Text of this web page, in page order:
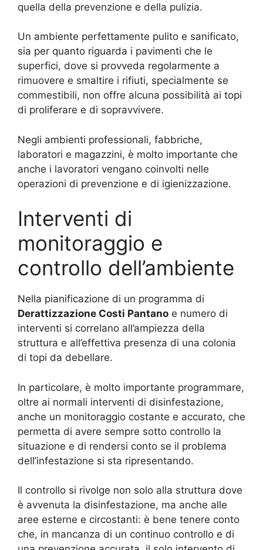
quella della prevenzione e della pulizia.
Un ambiente perfettamente pulito e sanificato,
sia per quanto riguarda i pavimenti che le
superfici, dove si provveda regolarmente a
rimuovere e smaltire i rifiuti, specialmente se
commestibili, non offre alcuna possibilità ai topi
di proliferare e di sopravvivere.
Negli ambienti professionali, fabbriche,
laboratori e magazzini, è molto importante che
anche i lavoratori vengano coinvolti nelle
operazioni di prevenzione e di igienizzazione.
Interventi di
monitoraggio e
controllo dell’ambiente
Nella pianificazione di un programma di
Derattizzazione Costi Pantano e numero di
interventi si correlano all’ampiezza della
struttura e all’effettiva presenza di una colonia
di topi da debellare.
In particolare, è molto importante programmare,
oltre ai normali interventi di disinfestazione,
anche un monitoraggio costante e accurato, che
permetta di avere sempre sotto controllo la
situazione e di rendersi conto se il problema
dell’infestazione si sta ripresentando.
Il controllo si rivolge non solo alla struttura dove
è avvenuta la disinfestazione, ma anche alle
aree esterne e circostanti: è bene tenere conto
che, in mancanza di un continuo controllo e di